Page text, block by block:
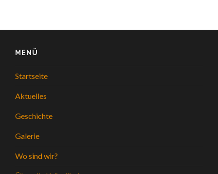
MENÜ
Startseite
Aktuelles
Geschichte
Galerie
Wo sind wir?